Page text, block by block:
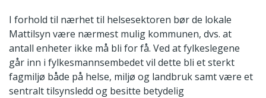
I forhold til nærhet til helsesektoren bør de lokale
Mattilsyn være nærmest mulig kommunen, dvs. at
antall enheter ikke må bli for få. Ved at fylkeslegene
går inn i fylkesmannsembedet vil dette bli et sterkt
fagmiljø både på helse, miljø og landbruk samt være et
sentralt tilsynsledd og besitte betydelig